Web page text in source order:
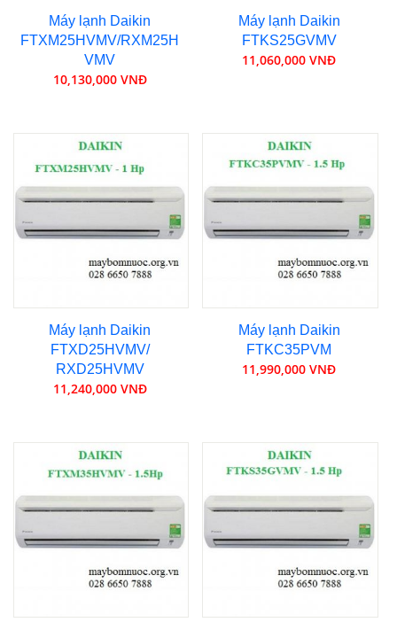
Máy lạnh Daikin
FTXM25HVMV/RXM25H
VMV
10,130,000 VNĐ
Máy lạnh Daikin
FTKS25GVMV
11,060,000 VNĐ
Máy lạnh Daikin
FTXD25HVMV/
RXD25HVMV
11,240,000 VNĐ
Máy lạnh Daikin
FTKC35PVM
11,990,000 VNĐ